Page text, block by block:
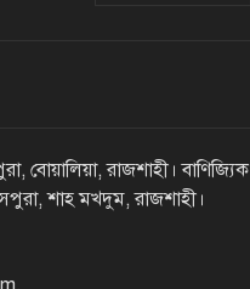
বোয়ালিয়া, রাজশাহী। বাণিজ্যিক
শাহ মখদুম, রাজশাহী।